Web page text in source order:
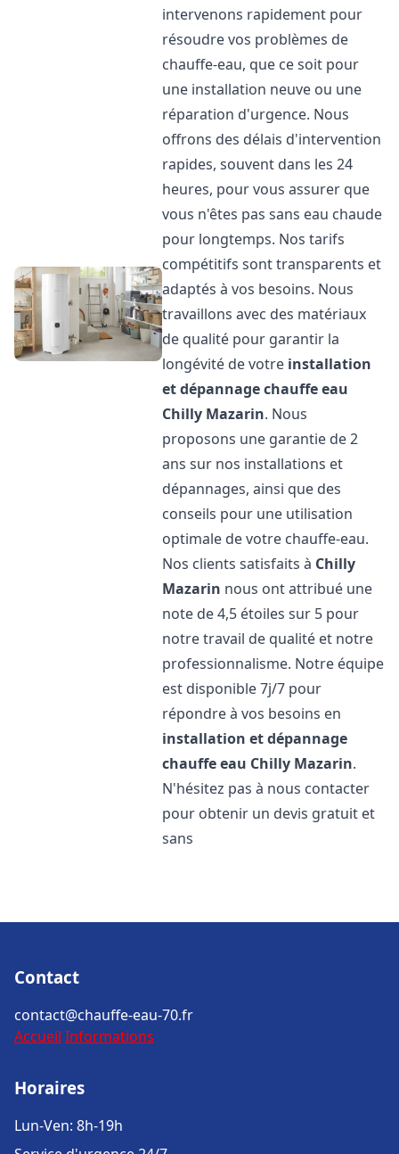
intervenons rapidement pour
résoudre vos problèmes de
chauffe-eau, que ce soit pour
une installation neuve ou une
réparation d'urgence. Nous
offrons des délais d'intervention
rapides, souvent dans les 24
heures, pour vous assurer que
vous n'êtes pas sans eau chaude
pour longtemps. Nos tarifs
compétitifs sont transparents et
adaptés à vos besoins. Nous
travaillons avec des matériaux
de qualité pour garantir la
longévité de votre installation
et dépannage chauffe eau
Chilly Mazarin. Nous
proposons une garantie de 2
ans sur nos installations et
dépannages, ainsi que des
conseils pour une utilisation
optimale de votre chauffe-eau.
Nos clients satisfaits à Chilly
Mazarin nous ont attribué une
note de 4,5 étoiles sur 5 pour
notre travail de qualité et notre
professionnalisme. Notre équipe
est disponible 7j/7 pour
répondre à vos besoins en
installation et dépannage
chauffe eau Chilly Mazarin.
N'hésitez pas à nous contacter
pour obtenir un devis gratuit et
sans
Contact
contact@chauffe-eau-70.fr
Accueil Informations
Horaires
Lun-Ven: 8h-19h